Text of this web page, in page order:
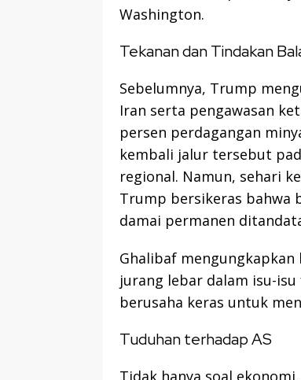
Washington.
Tekanan dan Tindakan
Sebelumnya, Trump
Iran serta pengawasan
persen perdagangan
kembali jalur tersebut
regional. Namun, sehari
Trump bersikeras bahwa
damai permanen
Ghalibaf
jurang lebar dalam isu-
berusaha keras untuk
Tuduhan terhadap AS